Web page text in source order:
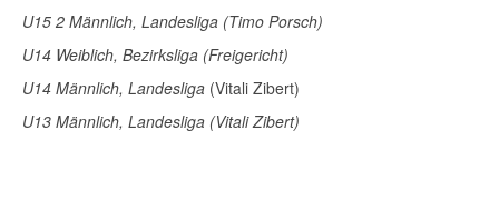
U15 2 Männlich, Landesliga (Timo Porsch)
U14 Weiblich, Bezirksliga (Freigericht)
U14 Männlich, Landesliga (Vitali Zibert)
U13 Männlich, Landesliga (Vitali Zibert)